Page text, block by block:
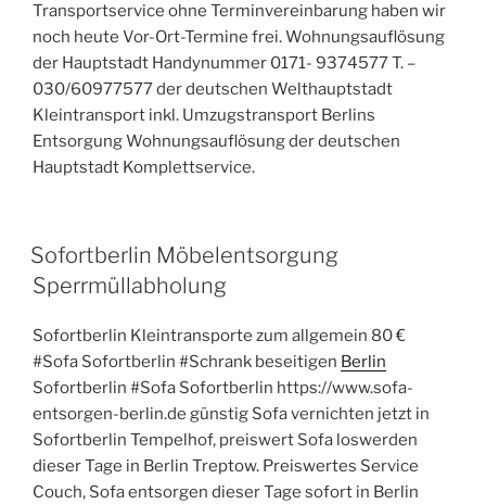
Transportservice ohne Terminvereinbarung haben wir
noch heute Vor-Ort-Termine frei. Wohnungsauflösung
der Hauptstadt Handynummer 0171- 9374577 T. –
030/60977577 der deutschen Welthauptstadt
Kleintransport inkl. Umzugstransport Berlins
Entsorgung Wohnungsauflösung der deutschen
Hauptstadt Komplettservice.
VERÖFFENTLICHT
AM
Sofortberlin Möbelentsorgung
Sperrmüllabholung
Sofortberlin Kleintransporte zum allgemein 80 €
#Sofa Sofortberlin #Schrank beseitigen Berlin
Sofortberlin #Sofa Sofortberlin https://www.sofa-
entsorgen-berlin.de günstig Sofa vernichten jetzt in
Sofortberlin Tempelhof, preiswert Sofa loswerden
dieser Tage in Berlin Treptow. Preiswertes Service
Couch, Sofa entsorgen dieser Tage sofort in Berlin